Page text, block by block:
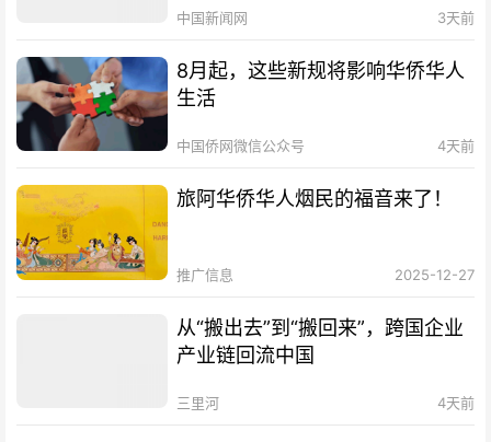
中国新闻网 3天前
8月起，这些新规将影响华侨华人
生活
中国侨网微信公众号 4天前
旅阿华侨华人烟民的福音来了！
推广信息 2025-12-27
从“搬出去”到“搬回来”，跨国企业
产业链回流中国
三里河 4天前